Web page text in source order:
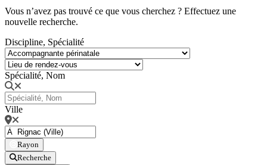
Vous n’avez pas trouvé ce que vous cherchez ? Effectuez une
nouvelle recherche.
Discipline, Spécialité
Spécialité, Nom
Ville
Rayon
Recherche